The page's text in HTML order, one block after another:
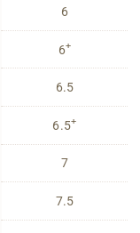
6
6+
6.5
6.5+
7
7.5